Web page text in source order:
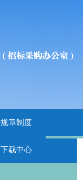
规章制度
下载中心